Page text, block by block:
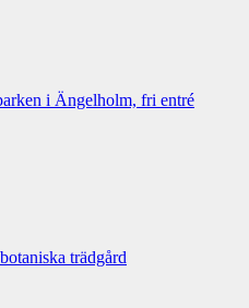
i Ängelholm, fri entré
trädgård